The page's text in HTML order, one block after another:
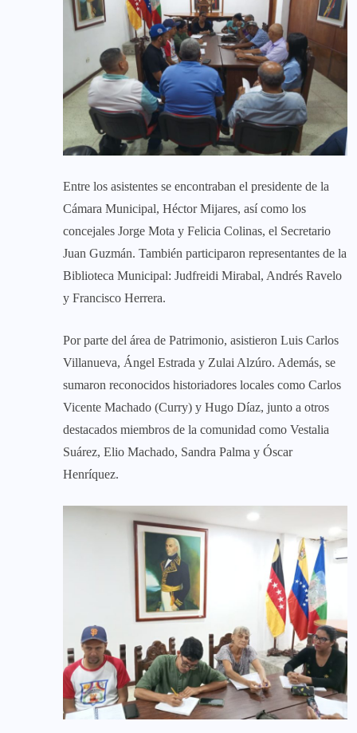
Entre los asistentes se encontraban el presidente de la
Cámara Municipal, Héctor Mijares, así como los
concejales Jorge Mota y Felicia Colinas, el Secretario
Juan Guzmán. También participaron representantes de la
Biblioteca Municipal: Judfreidi Mirabal, Andrés Ravelo
y Francisco Herrera.
Por parte del área de Patrimonio, asistieron Luis Carlos
Villanueva, Ángel Estrada y Zulai Alzúro. Además, se
sumaron reconocidos historiadores locales como Carlos
Vicente Machado (Curry) y Hugo Díaz, junto a otros
destacados miembros de la comunidad como Vestalia
Suárez, Elio Machado, Sandra Palma y Óscar
Henríquez.